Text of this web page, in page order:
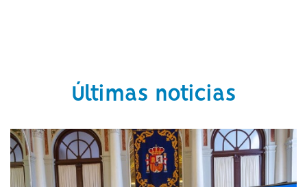
Últimas noticias